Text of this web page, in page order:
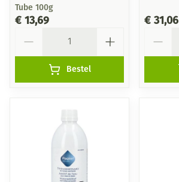
Tube 100g
€ 13,69
Bestel
€ 31,06